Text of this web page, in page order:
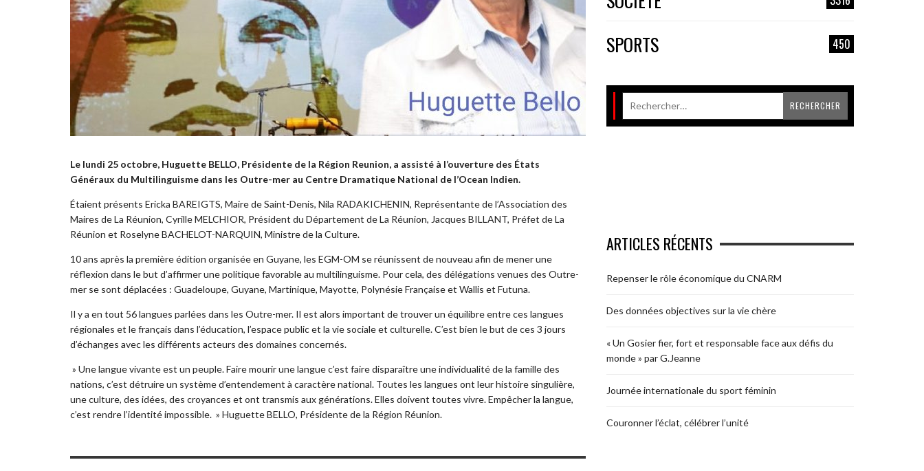
Le lundi 25 octobre, Huguette BELLO, Présidente de la Région Reunion, a assisté à l’ouverture des États
Généraux du Multilinguisme dans les Outre-mer au Centre Dramatique National de l’Ocean Indien.
Étaient présents Ericka BAREIGTS, Maire de Saint-Denis, Nila RADAKICHENIN, Représentante de l’Association des
Maires de La Réunion, Cyrille MELCHIOR, Président du Département de La Réunion, Jacques BILLANT, Préfet de La
Réunion et Roselyne BACHELOT-NARQUIN, Ministre de la Culture.
10 ans après la première édition organisée en Guyane, les EGM-OM se réunissent de nouveau afin de mener une
réflexion dans le but d’affirmer une politique favorable au multilinguisme. Pour cela, des délégations venues des Outre-
mer se sont déplacées : Guadeloupe, Guyane, Martinique, Mayotte, Polynésie Française et Wallis et Futuna.
Il y a en tout 56 langues parlées dans les Outre-mer. Il est alors important de trouver un équilibre entre ces langues
régionales et le français dans l’éducation, l’espace public et la vie sociale et culturelle. C’est bien le but de ces 3 jours
d’échanges avec les différents acteurs des domaines concernés.
» Une langue vivante est un peuple. Faire mourir une langue c’est faire disparaître une individualité de la famille des
nations, c’est détruire un système d’entendement à caractère national. Toutes les langues ont leur histoire singulière,
une culture, des idées, des croyances et ont transmis aux générations. Elles doivent toutes vivre. Empêcher la langue,
c’est rendre l’identité impossible. » Huguette BELLO, Présidente de la Région Réunion.
SPORTS 450
ARTICLES RÉCENTS
Repenser le rôle économique du CNARM
Des données objectives sur la vie chère
« Un Gosier fier, fort et responsable face aux défis du
monde » par G.Jeanne
Journée internationale du sport féminin
Couronner l’éclat, célébrer l’unité